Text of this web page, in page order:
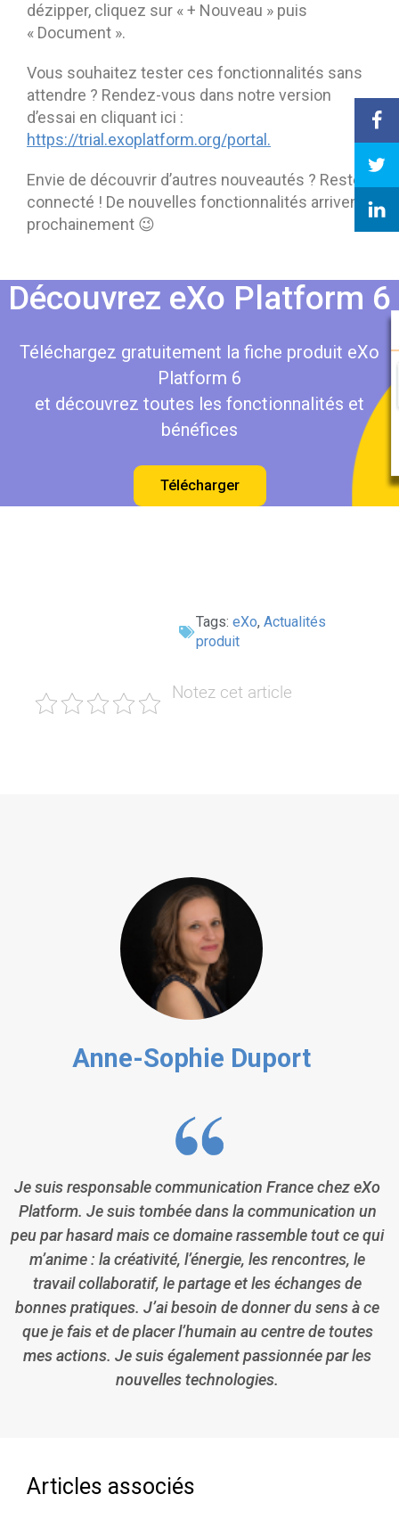
dézipper, cliquez sur « + Nouveau » puis
« Document ».
Vous souhaitez tester ces fonctionnalités sans
attendre ? Rendez-vous dans notre version
d’essai en cliquant ici :
https://trial.exoplatform.org/portal.
Envie de découvrir d’autres nouveautés ? Restez
connecté ! De nouvelles fonctionnalités arrivent
prochainement 😉
Découvrez eXo Platform 6
Téléchargez gratuitement la fiche produit eXo
Platform 6
et découvrez toutes les fonctionnalités et
bénéfices
Télécharger
Tags: eXo,Actualités
produit
Anne-Sophie Duport
Je suis responsable communication France chez eXo
Platform. Je suis tombée dans la communication un
peu par hasard mais ce domaine rassemble tout ce qui
m’anime : la créativité, l’énergie, les rencontres, le
travail collaboratif, le partage et les échanges de
bonnes pratiques. J’ai besoin de donner du sens à ce
que je fais et de placer l’humain au centre de toutes
mes actions. Je suis également passionnée par les
nouvelles technologies.
Articles associés